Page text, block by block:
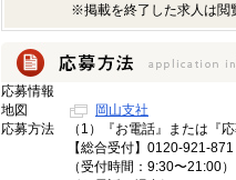
※掲載を終了した求人は閲
応募情報
地図
岡山支社
応募方法
（1）『お電話』または『
【総合受付】0120-921-871
（受付時間：9:30〜21:00）